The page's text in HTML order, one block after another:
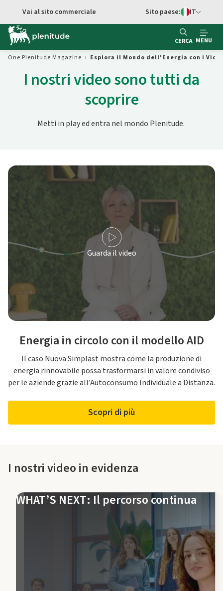
Vai al contenuto principale
Vai al sito commerciale
Switch di
Sito paese: IT
CERCA MENU
One Plenitude Magazine
Esplora il Mondo dell'Energia con i
I nostri video sono tutti da
scoprire
Metti in play ed entra nel mondo Plenitude.
Energia in circolo con il modello AID
Il caso Nuova Simplast mostra come la produzione di
energia rinnovabile possa trasformarsi in valore condiviso
per le aziende grazie all’Autoconsumo Individuale a Distanza.
Scopri di più
Guarda il video
I nostri video in evidenza
WHAT’S NEXT: Il percorso continua